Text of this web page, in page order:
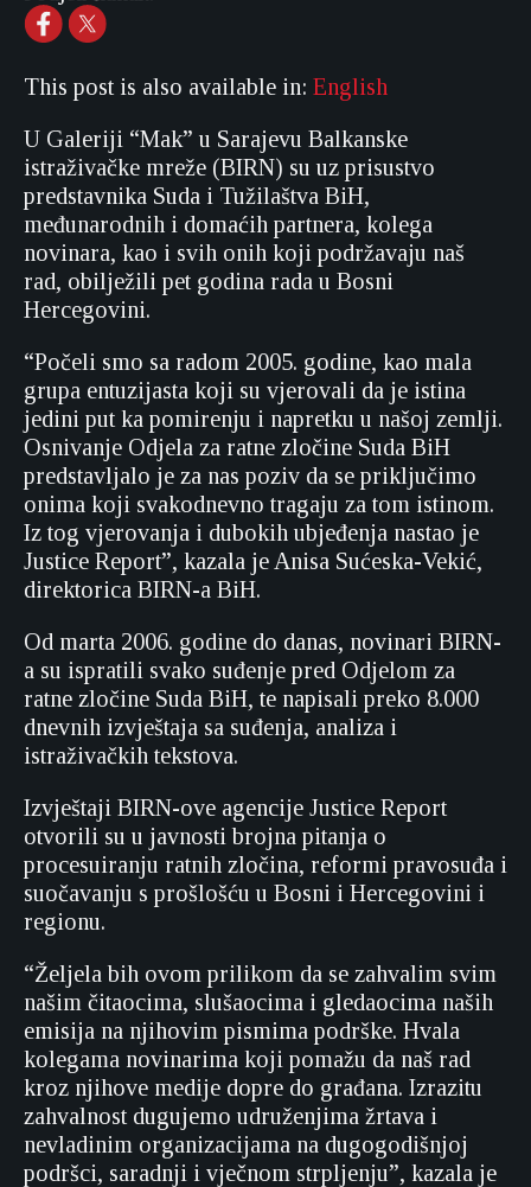
This post is also available in: English
U Galeriji “Mak” u Sarajevu Balkanske
istraživačke mreže (BIRN) su uz prisustvo
predstavnika Suda i Tužilaštva BiH,
međunarodnih i domaćih partnera, kolega
novinara, kao i svih onih koji podržavaju naš
rad, obilježili pet godina rada u Bosni
Hercegovini.
“Počeli smo sa radom 2005. godine, kao mala
grupa entuzijasta koji su vjerovali da je istina
jedini put ka pomirenju i napretku u našoj zemlji.
Osnivanje Odjela za ratne zločine Suda BiH
predstavljalo je za nas poziv da se priključimo
onima koji svakodnevno tragaju za tom istinom.
Iz tog vjerovanja i dubokih ubjeđenja nastao je
Justice Report”, kazala je Anisa Sućeska-Vekić,
direktorica BIRN-a BiH.
Od marta 2006. godine do danas, novinari BIRN-
a su ispratili svako suđenje pred Odjelom za
ratne zločine Suda BiH, te napisali preko 8.000
dnevnih izvještaja sa suđenja, analiza i
istraživačkih tekstova.
Izvještaji BIRN-ove agencije Justice Report
otvorili su u javnosti brojna pitanja o
procesuiranju ratnih zločina, reformi pravosuđa i
suočavanju s prošlošću u Bosni i Hercegovini i
regionu.
“Željela bih ovom prilikom da se zahvalim svim
našim čitaocima, slušaocima i gledaocima naših
emisija na njihovim pismima podrške. Hvala
kolegama novinarima koji pomažu da naš rad
kroz njihove medije dopre do građana. Izrazitu
zahvalnost dugujemo udruženjima žrtava i
nevladinim organizacijama na dugogodišnjoj
podršci, saradnji i vječnom strpljenju”, kazala je